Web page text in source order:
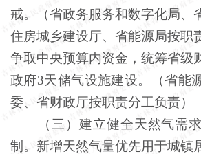
戒。（省政务服务和数字化局、
住房城乡建设厅、省能源局按职
争取中央预算内资金，统筹省级
政府3天储气设施建设。（省能
委、省财政厅按职责分工负责）
（三）建立健全天然气需
制。新增天然气量优先用于城镇